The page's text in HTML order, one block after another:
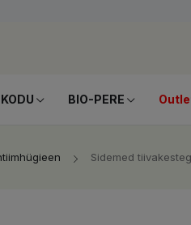
BIO-PERE
Sidemed